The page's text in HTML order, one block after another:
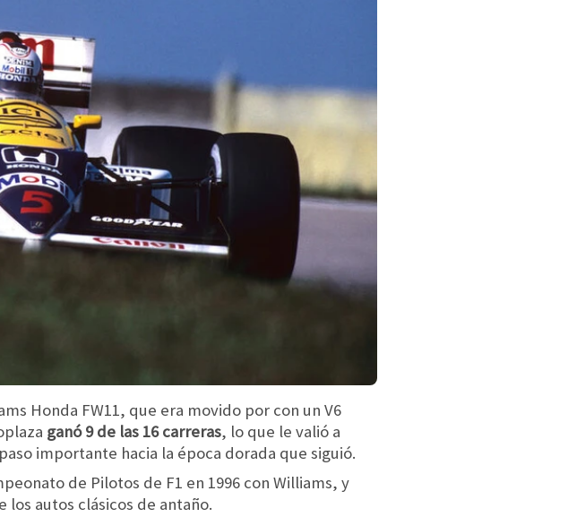
Honda FW11, que era movido por con un V6
ganó 9 de las 16 carreras, lo que le valió a
importante hacia la época dorada que siguió.
de Pilotos de F1 en 1996 con Williams, y
autos clásicos de antaño.